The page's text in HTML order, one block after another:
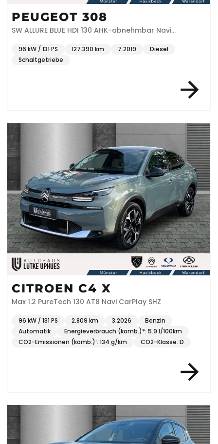
PEUGEOT 308
SW ALLURE BLUE HDI 130 AHK-abnehmbar Navi
96 kW / 131 PS 127.390 km 7.2019
Diesel
Schaltgetriebe
CITROEN C4 X
Max 1.2 PureTech 130 AT8 Navi CarPlay SHZ
96 kW / 131 PS 2.809 km 3.2026
Benzin
Automatik
Energieverbrauch (komb.)*: 5.9 l/100km
CO2-Emissionen (komb.)¹: 134 g/km
CO2-Klasse: D